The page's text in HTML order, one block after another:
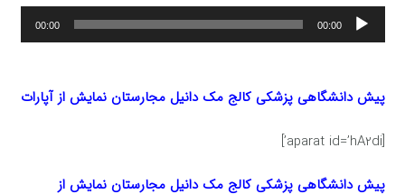
پخش‌کننده
صوت
00:00
00:00
پیش دانشگاهی پزشکی کالج مک دانیل مجارستان نمایش از آپارات
[aparat id=’hA2di’]
پیش دانشگاهی پزشکی کالج مک دانیل مجارستان نمایش از